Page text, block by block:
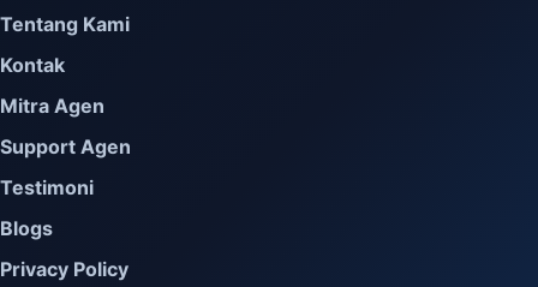
Tentang Kami
Kontak
Mitra Agen
Support Agen
Testimoni
Blogs
Privacy Policy